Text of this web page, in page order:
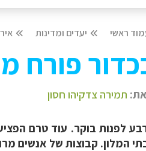
ראשי יעדים ומדינות
פורח
תמירה צדקיהו חסון
לפנות בוקר. עוד טרם
המלון. קבוצות של אנשים